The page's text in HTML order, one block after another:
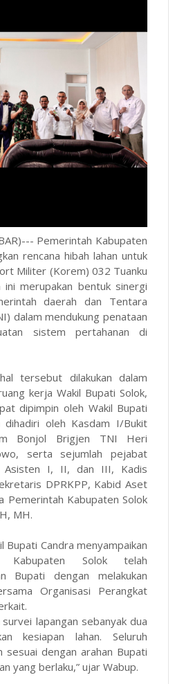
Pemerintah Kabupaten
rencana hibah lahan untuk
Militer (Korem) 032 Tuanku
ini merupakan bentuk sinergi
daerah dan Tentara
dalam mendukung penataan
sistem pertahanan di
tersebut dilakukan dalam
kerja Wakil Bupati Solok,
dipimpin oleh Wakil Bupati
dihadiri oleh Kasdam I/Bukit
Bonjol Brigjen TNI Heri
serta sejumlah pejabat
Asisten I, II, dan III, Kadis
DPRKPP, Kabid Aset
Pemerintah Kabupaten Solok
MH.
Bupati Candra menyampaikan
Kabupaten Solok telah
Bupati dengan melakukan
Organisasi Perangkat
lapangan sebanyak dua
kesiapan lahan. Seluruh
sesuai dengan arahan Bupati
yang berlaku,” ujar Wabup.